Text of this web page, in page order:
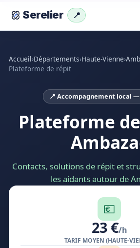
Serelier 📍
Accueil›Départements›Haute-Vienne›
Plateforme de répit
📍 Accompagnement local
Plateforme
Contacts, solutions de répit et
les aidants autour de
💶
23 €/h
TARIF MOYEN (HAUTE-